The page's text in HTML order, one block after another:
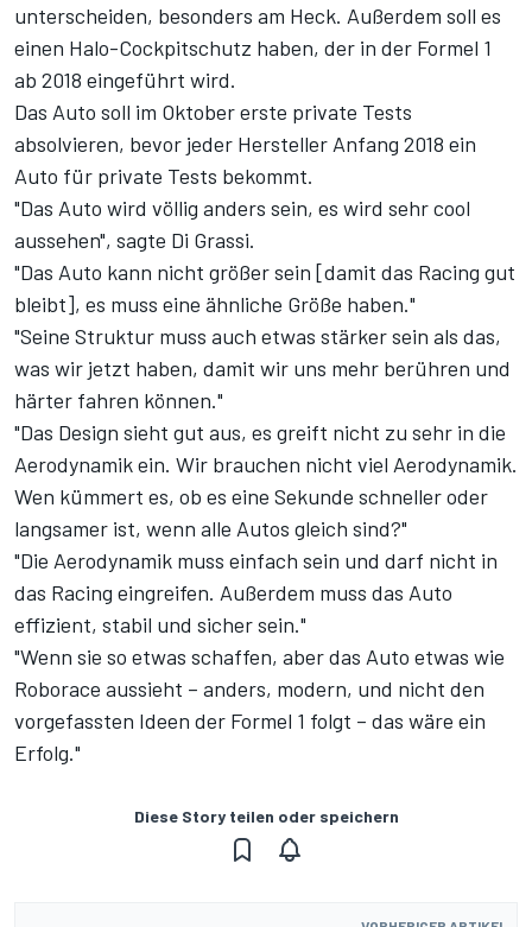
unterscheiden, besonders am Heck. Außerdem soll es
einen Halo-Cockpitschutz haben, der in der Formel 1
ab 2018 eingeführt wird.
Das Auto soll im Oktober erste private Tests
absolvieren, bevor jeder Hersteller Anfang 2018 ein
Auto für private Tests bekommt.
"Das Auto wird völlig anders sein, es wird sehr cool
aussehen", sagte Di Grassi.
"Das Auto kann nicht größer sein [damit das Racing gut
bleibt], es muss eine ähnliche Größe haben."
"Seine Struktur muss auch etwas stärker sein als das,
was wir jetzt haben, damit wir uns mehr berühren und
härter fahren können."
"Das Design sieht gut aus, es greift nicht zu sehr in die
Aerodynamik ein. Wir brauchen nicht viel Aerodynamik.
Wen kümmert es, ob es eine Sekunde schneller oder
langsamer ist, wenn alle Autos gleich sind?"
"Die Aerodynamik muss einfach sein und darf nicht in
das Racing eingreifen. Außerdem muss das Auto
effizient, stabil und sicher sein."
"Wenn sie so etwas schaffen, aber das Auto etwas wie
Roborace aussieht – anders, modern, und nicht den
vorgefassten Ideen der Formel 1 folgt – das wäre ein
Erfolg."
Diese Story teilen oder speichern